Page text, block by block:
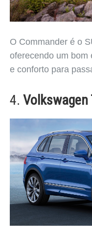
O Commander é o
oferecendo um bom
e conforto para
4. Volkswagen